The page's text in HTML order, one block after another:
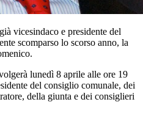
vicesindaco e presidente del
scomparso lo scorso anno, la
lunedì 8 aprile alle ore 19
del consiglio comunale, dei
della giunta e dei consiglieri